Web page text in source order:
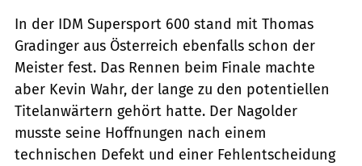
In der IDM Supersport 600 stand mit Thomas
Gradinger aus Österreich ebenfalls schon der
Meister fest. Das Rennen beim Finale machte
aber Kevin Wahr, der lange zu den potentiellen
Titelanwärtern gehört hatte. Der Nagolder
musste seine Hoffnungen nach einem
technischen Defekt und einer Fehlentscheidung